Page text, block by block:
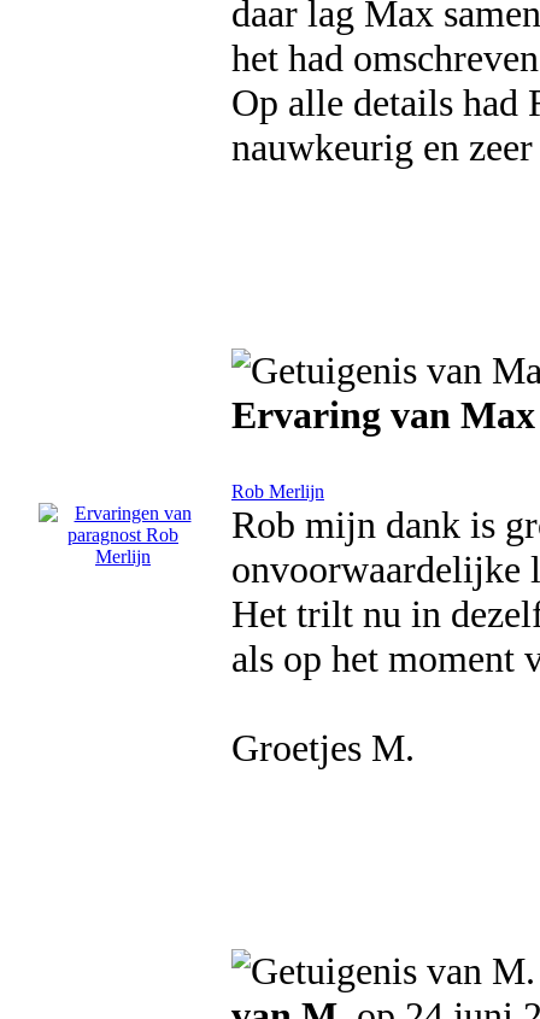
daar lag Max
het had
Op alle details had
nauwkeurig en
Ervaring van Max
Rob Merlijn
Rob mijn dank is
onvoorwaardelijke
Het trilt nu in
als op het moment
Groetjes M.